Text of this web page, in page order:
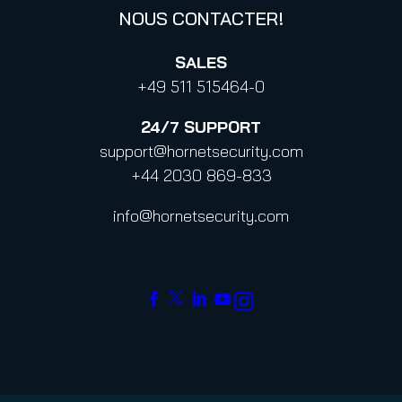
NOUS CONTACTER!
SALES
+49 511 515464-0
24/7 SUPPORT
support@hornetsecurity.com
+44 2030 869-833
info@hornetsecurity.com